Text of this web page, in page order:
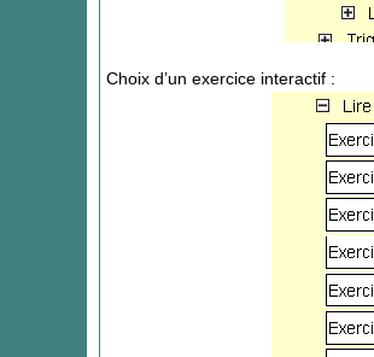
Choix d’un exercice interactif :